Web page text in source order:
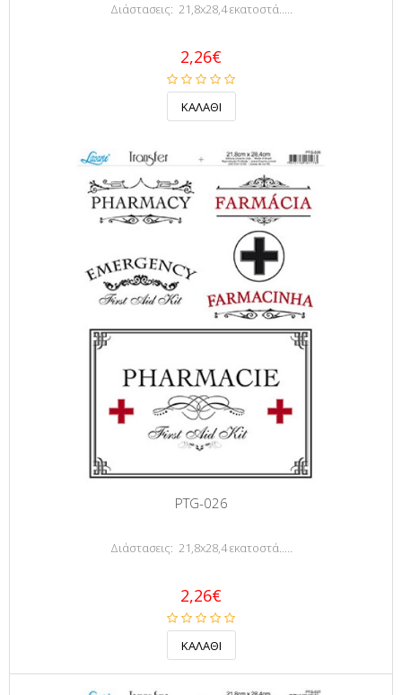
Διάστασεις: 21,8x28,4 εκατοστά.....
2,26€
PTG-026
Διάστασεις: 21,8x28,4 εκατοστά.....
2,26€